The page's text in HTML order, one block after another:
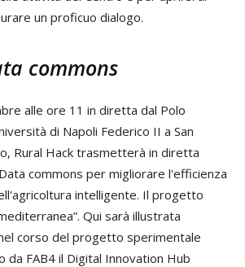
un proficuo dialogo.
commons
alle ore 11 in diretta dal Polo
di Napoli Federico II a San
Rural Hack trasmetterà in diretta
commons per migliorare l'efficienza
intelligente. Il progetto
Qui sarà illustrata
corso del progetto sperimentale
da FAB4 il Digital Innovation Hub